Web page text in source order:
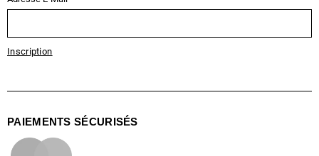
Inscription
PAIEMENTS SÉCURISÉS